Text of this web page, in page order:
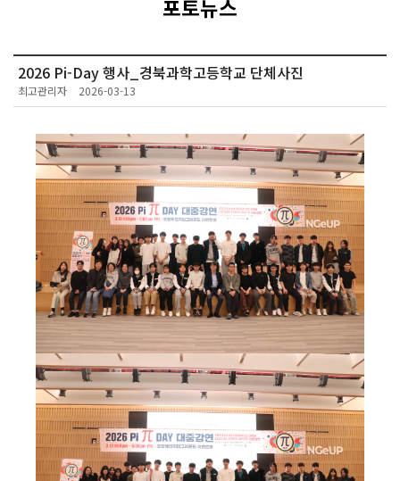
포토뉴스
2026 Pi-Day 행사_경북과학고등학교 단체사진
최고관리자 2026-03-13